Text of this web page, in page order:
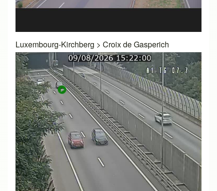
Luxembourg-Kirchberg > Croix de Gasperich